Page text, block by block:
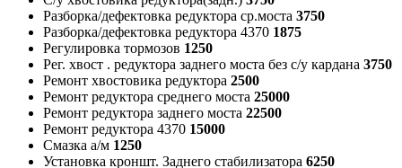
Разборка/дефектовка редуктора ср.моста 3750
Разборка/дефектовка редуктора 4370 1875
Регулировка тормозов 1250
Рег. хвост . редуктора заднего моста без с/у кардана 3750
Ремонт хвостовика редуктора 2500
Ремонт редуктора среднего моста 25000
Ремонт редуктора заднего моста 22500
Ремонт редуктора 4370 15000
Смазка а/м 1250
Установка кроншт. Заднего стабилизатора 6250